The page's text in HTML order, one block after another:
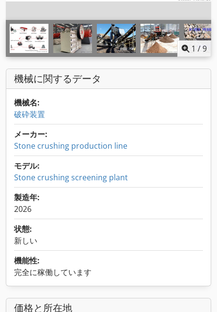
1 /9
機械に関するデータ
機械名:
破砕装置
メーカー:
Stone crushing production line
モデル:
Stone crushing screening plant
製造年:
2026
状態:
新しい
機能性:
完全に稼働しています
価格と所在地